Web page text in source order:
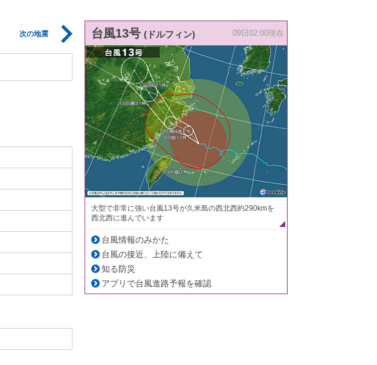
次の地震 台風13号 (ドルフィン) 09日02:00現在
大型で非常に強い台風13号が久米島の西北西約290kmを
西北西に進んでいます
台風情報のみかた
台風の接近、上陸に備えて
知る防災
アプリで台風進路予報を確認